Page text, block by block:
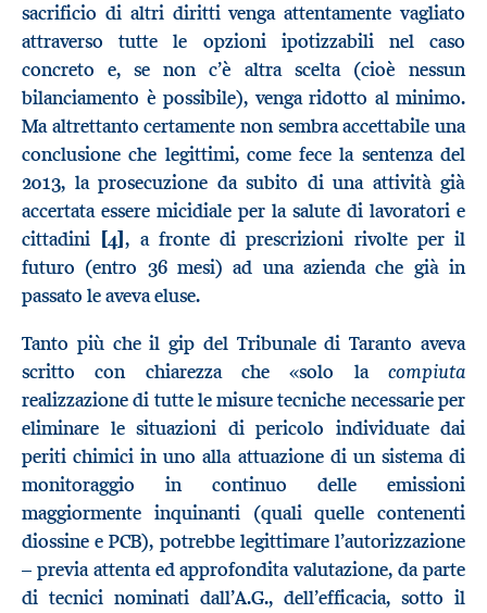
sacrificio di altri diritti venga attentamente vagliato
attraverso tutte le opzioni ipotizzabili nel caso
concreto e, se non c’è altra scelta (cioè nessun
bilanciamento è possibile), venga ridotto al minimo.
Ma altrettanto certamente non sembra accettabile una
conclusione che legittimi, come fece la sentenza del
2013, la prosecuzione da subito di una attività già
accertata essere micidiale per la salute di lavoratori e
cittadini [4], a fronte di prescrizioni rivolte per il
futuro (entro 36 mesi) ad una azienda che già in
passato le aveva eluse.
Tanto più che il gip del Tribunale di Taranto aveva
scritto con chiarezza che «solo la compiuta
realizzazione di tutte le misure tecniche necessarie per
eliminare le situazioni di pericolo individuate dai
periti chimici in uno alla attuazione di un sistema di
monitoraggio in continuo delle emissioni
maggiormente inquinanti (quali quelle contenenti
diossine e PCB), potrebbe legittimare l’autorizzazione
– previa attenta ed approfondita valutazione, da parte
di tecnici nominati dall’A.G., dell’efficacia, sotto il